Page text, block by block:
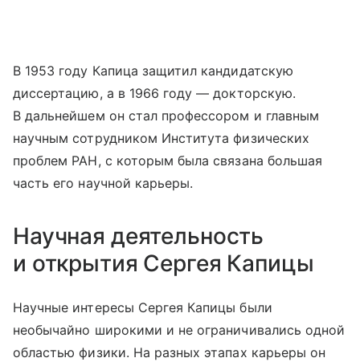
В 1953 году Капица защитил кандидатскую
диссертацию, а в 1966 году — докторскую.
В дальнейшем он стал профессором и главным
научным сотрудником Института физических
проблем РАН, с которым была связана большая
часть его научной карьеры.
Научная деятельность
и открытия Сергея Капицы
Научные интересы Сергея Капицы были
необычайно широкими и не ограничивались одной
областью физики. На разных этапах карьеры он